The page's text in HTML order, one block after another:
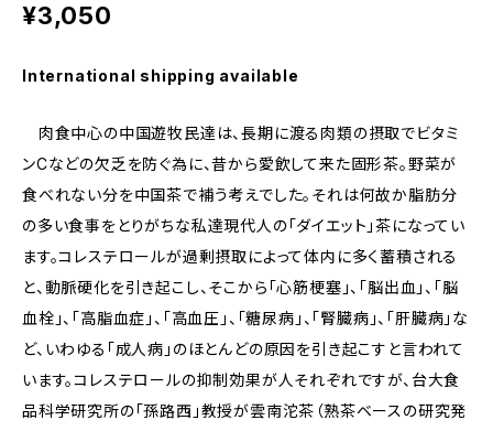
¥3,050
International shipping available
肉食中心の中国遊牧民達は、長期に渡る肉類の摂取でビタミ
ンCなどの欠乏を防ぐ為に、昔から愛飲して来た固形茶。野菜が
食べれない分を中国茶で補う考えでした。それは何故か脂肪分
の多い食事をとりがちな私達現代人の「ダイエット」茶になってい
ます。コレステロールが過剰摂取によって体内に多く蓄積される
と、動脈硬化を引き起こし、そこから「心筋梗塞」、「脳出血」、「脳
血栓」、「高脂血症」、「高血圧」、「糖尿病」、「腎臓病」、「肝臓病」な
ど、いわゆる「成人病」のほとんどの原因を引き起こすと言われて
います。コレステロールの抑制効果が人それぞれですが、台大食
品科学研究所の「孫路西」教授が雲南沱茶（熟茶ベースの研究発